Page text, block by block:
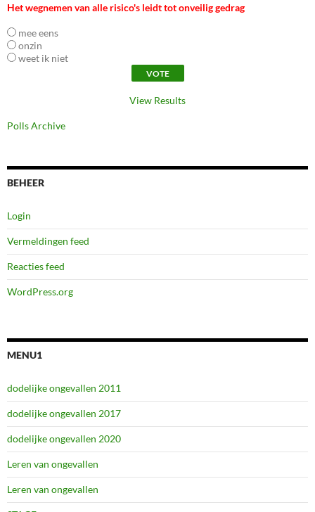
Het wegnemen van alle risico's leidt tot onveilig gedrag
mee eens
onzin
weet ik niet
View Results
Polls Archive
BEHEER
Login
Vermeldingen feed
Reacties feed
WordPress.org
MENU1
dodelijke ongevallen 2011
dodelijke ongevallen 2017
dodelijke ongevallen 2020
Leren van ongevallen
Leren van ongevallen